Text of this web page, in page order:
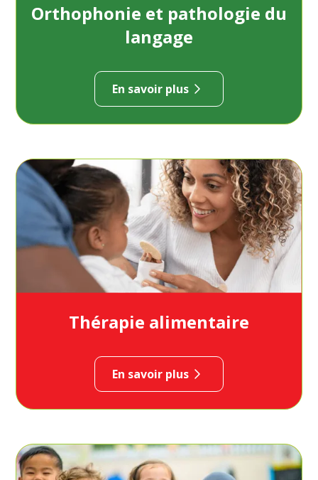
Orthophonie et pathologie du
langage
En savoir plus
Thérapie alimentaire
En savoir plus